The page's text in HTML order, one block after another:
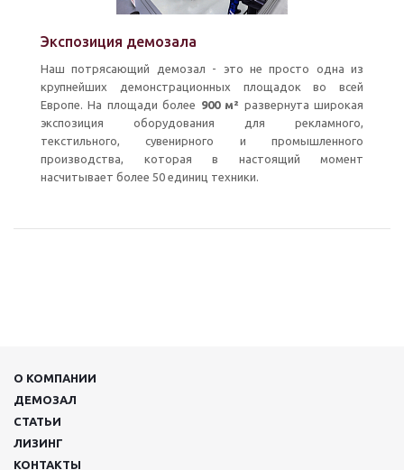
Экспозиция демозала
Наш потрясающий демозал - это не просто одна из
крупнейших демонстрационных площадок во всей
Европе. На площади более 900 м² развернута широкая
экспозиция оборудования для рекламного,
текстильного, сувенирного и промышленного
производства, которая в настоящий момент
насчитывает более 50 единиц техники.
О КОМПАНИИ
ДЕМОЗАЛ
СТАТЬИ
ЛИЗИНГ
КОНТАКТЫ